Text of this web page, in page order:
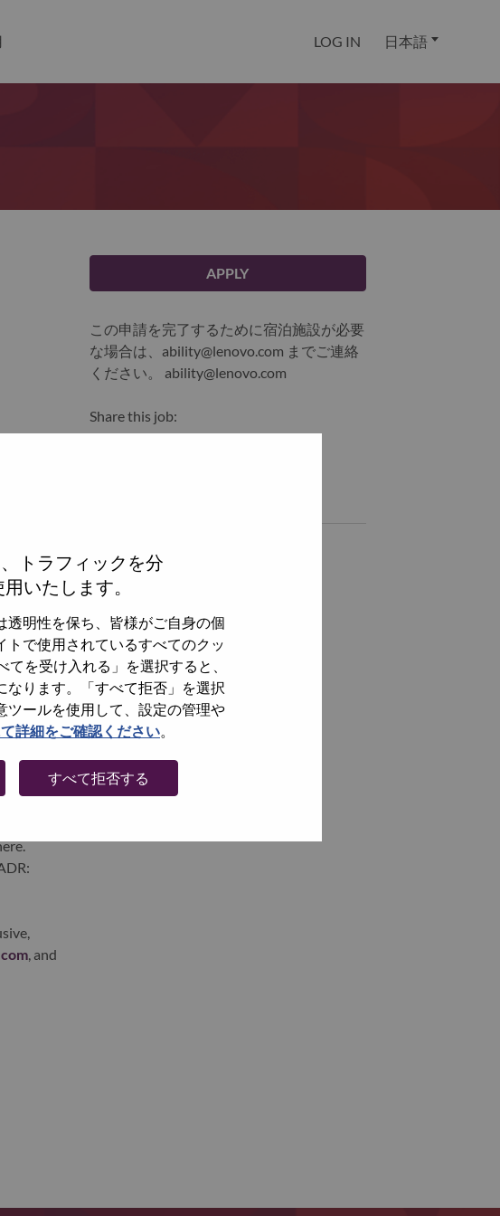
トラフィックを分
いたします。
明性を保ち、皆様がご自身の個
で使用されているすべてのクッ
てを受け入れる」を選択すると、
なります。「すべて拒否」を選択
ツールを使用して、設定の管理や
詳細をご確認ください。
すべて拒否する
LOG IN 日本語
a full-
, and
APPLY
この申請を完了するために宿泊施設が必要
な場合は、ability@lenovo.com までご連絡
ください。 ability@lenovo.com
Share this job:
全てを見る